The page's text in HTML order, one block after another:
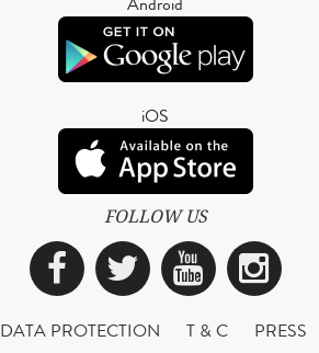
iOS
FOLLOW US
Facebook
Twitter
DATA PROTECTION T & C
PRESS